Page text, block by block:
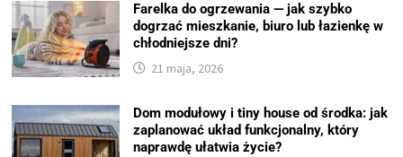
Farelka do ogrzewania — jak szybko
dogrzać mieszkanie, biuro lub łazienkę w
chłodniejsze dni?
21 maja, 2026
Dom modułowy i tiny house od środka: jak
zaplanować układ funkcjonalny, który
naprawdę ułatwia życie?